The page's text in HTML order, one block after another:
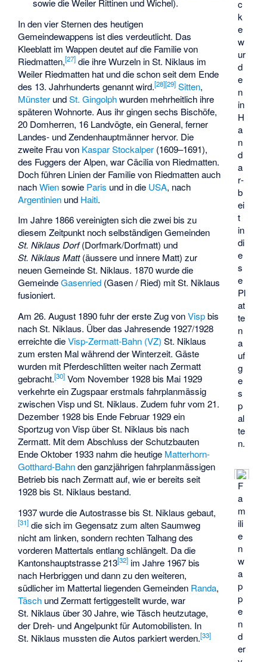
c
k
e
w
ur
d
e
n
in
H
a
n
d
a
r­
b
ei
t
in
di
e
s
e
Pl
at
te
n
a
uf
g
e
s
p
al
te
n.
F
a
m
ili
e
n
w
a
p
p
e
n
d
er
sowie die Weiler Rittinen und Wichel).
In den vier Sternen des heutigen
Gemeindewappens ist dies verdeutlicht. Das
Kleeblatt im Wappen deutet auf die Familie von
Riedmatten,[27] die ihre Wurzeln in St. Niklaus im
Weiler Riedmatten hat und die schon seit dem Ende
des 13. Jahrhunderts genannt wird.[28][29] Sitten,
Münster undSt. Gingolphwurden mehrheitlich ihre
späteren Wohnorte. Aus ihr gingensechs Bischöfe,
20 Domherren, 16 Landvögte, ein General, ferner
Landes- und Zendenhauptmänner hervor. Die
zweite Frau von Kaspar Stockalper (1609–1691),
des Fuggers der Alpen, war Cäcilia von Riedmatten.
Doch führen Linien der Familie von Riedmatten auch
nachWiensowie Paris und in die USA, nach
Argentinien und Haiti.
Im Jahre 1866 vereinigten sich die zwei bis zu
diesem Zeitpunkt noch selbständigen Gemeinden
St. Niklaus Dorf(Dorfmark/Dorfmatt) und
St. Niklaus Matt(äussere und innere Matt) zur
neuen Gemeinde St. Niklaus. 1870 wurde die
GemeindeGasenried (Gasen / Ried) mit St. Niklaus
fusioniert.
Am 26. August 1890 fuhr der erste Zug vonVispbis
nach St. Niklaus. Über das Jahresende 1927/1928
erreichte dieVisp-Zermatt-Bahn (VZ) St. Niklaus
zum ersten Mal während der Winterzeit. Gäste
wurden mit Pferdeschlitten weiter nach Zermatt
gebracht.[30] Vom November 1928 bis Mai 1929
verkehrte ein Zugspaar erstmals fahrplanmässig
zwischen Visp und St. Niklaus. Zudem fuhr vom 21.
Dezember 1928 bis Ende Februar 1929 ein
Sportzug von Visp über St. Niklaus bis nach
Zermatt. Mit dem Abschluss der Schutzbauten
Ende Oktober 1933 nahm die heutige Matterhorn-
Gotthard-Bahnden ganzjährigen fahrplanmässigen
Betrieb bis nach Zermatt auf, wie er bereits seit
1928 bis St. Niklaus bestand.
1937 wurde die Autostrasse bis St. Niklaus gebaut,
[31] die sich im Gegensatz zum alten Saumweg
nicht am linken, sondern rechten Talhang des
vorderen Mattertals entlang schlängelt. Da die
Kantonshauptstrasse 213[32] im Jahre 1967 bis
nach Herbriggen und dann zu den weiteren,
südlicher im Mattertal liegenden Gemeinden Randa,
Täsch und Zermatt fertiggestellt wurde, war
St. Niklaus über 30 Jahre, wie Täsch heutzutage,
der Dreh- und Angelpunkt für Automobilisten. In
St. Niklaus mussten die Autos parkiert werden.[33]